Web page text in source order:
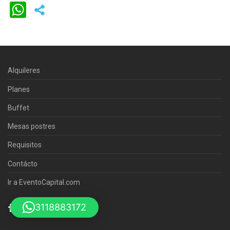
WhatsApp
Alquileres
Planes
Buffet
Mesas postres
Requisitos
Contácto
Ir a EventoCapital.com
3118883172